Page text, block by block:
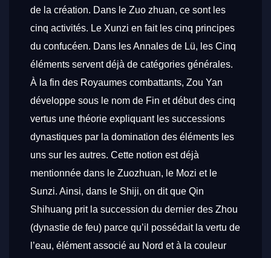
de la création. Dans le Zuo zhuan, ce sont les
cinq activités. Le Xunzi en fait les cinq principes
du confucéen. Dans les Annales de Lü, les Cinq
éléments servent déjà de catégories générales.
À la fin des Royaumes combattants, Zou Yan
développe sous le nom de Fin et début des cinq
vertus une théorie expliquant les successions
dynastiques par la domination des éléments les
uns sur les autres. Cette notion est déjà
mentionnée dans le Zuozhuan, le Mozi et le
Sunzi. Ainsi, dans le Shiji, on dit que Qin
Shihuang prit la succession du dernier des Zhou
(dynastie de feu) parce qu’il possédait la vertu de
l’eau, élément associé au Nord et à la couleur